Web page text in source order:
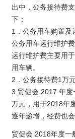
出中，公务接待费
下：
1．公务用车购置及
公务用车运行维护
运行维护费主要用
用车辆。
2．公务接待费1万
3 贸促会 2017 年
万元，用于2018年
逐年递增，经费也会
贸促会 2018年度一